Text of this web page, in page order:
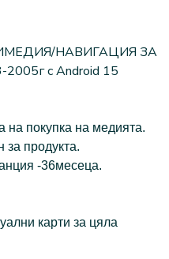
НАВИГАЦИЯ ЗА
2005г с Android 15
на покупка на медията.
за продукта.
-36месеца.
карти за цяла